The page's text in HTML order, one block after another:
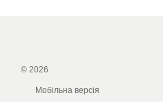
© 2026
Мобільна версія